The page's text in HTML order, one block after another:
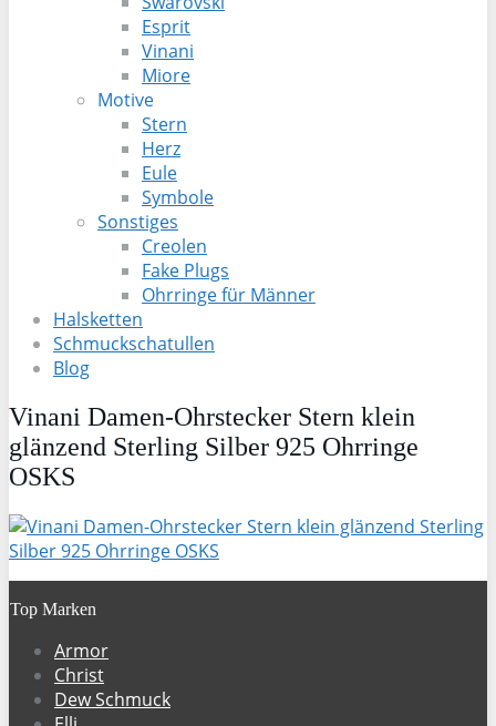
Esprit
Vinani
Miore
Motive
Stern
Herz
Eule
Symbole
Sonstiges
Creolen
Fake Plugs
Ohrringe für Männer
Halsketten
Schmuckschatullen
Blog
Vinani Damen-Ohrstecker Stern klein
glänzend Sterling Silber 925 Ohrringe
OSKS
Top Marken
Armor
Christ
Dew Schmuck